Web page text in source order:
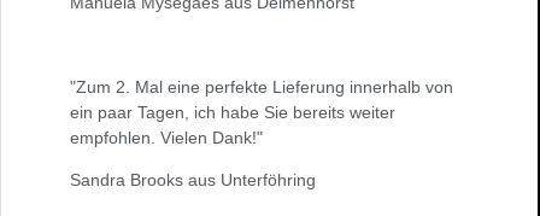
"Zum 2. Mal eine perfekte Lieferung innerhalb von
ein paar Tagen, ich habe Sie bereits weiter
empfohlen. Vielen Dank!"
Sandra Brooks aus Unterföhring